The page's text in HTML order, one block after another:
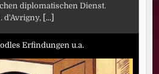
diplomatischen Dienst.
d'Avrigny, [...]
Erfindungen u.a.